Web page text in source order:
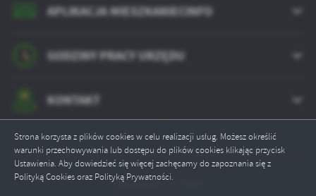
Strona korzysta z plików cookies w celu realizacji usług. Możesz określić
warunki przechowywania lub dostępu do plików cookies klikając przycisk
Ustawienia. Aby dowiedzieć się więcej zachęcamy do zapoznania się z
Polityką Cookies oraz Polityką Prywatności.
APLIKACJA MIESZKANIECINFO
GODZINY PRACY URZĘDU
KONTAKT
Odwiedzin: 817624